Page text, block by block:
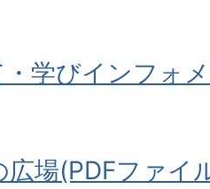
学びインフォ
場(PDFファイ